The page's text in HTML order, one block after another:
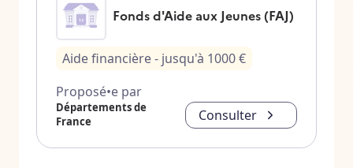
Fonds d'Aide aux Jeunes (FAJ)
Aide financière- jusqu'à 1000€
Proposé•e par
Départements de
France
Consulter